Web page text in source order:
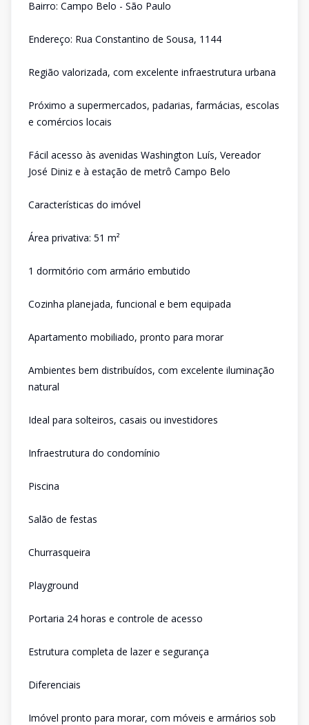
Bairro: Campo Belo - São Paulo
Endereço: Rua Constantino de Sousa, 1144
Região valorizada, com excelente infraestrutura urbana
Próximo a supermercados, padarias, farmácias, escolas
e comércios locais
Fácil acesso às avenidas Washington Luís, Vereador
José Diniz e à estação de metrô Campo Belo
Características do imóvel
Área privativa: 51 m²
1 dormitório com armário embutido
Cozinha planejada, funcional e bem equipada
Apartamento mobiliado, pronto para morar
Ambientes bem distribuídos, com excelente iluminação
natural
Ideal para solteiros, casais ou investidores
Infraestrutura do condomínio
Piscina
Salão de festas
Churrasqueira
Playground
Portaria 24 horas e controle de acesso
Estrutura completa de lazer e segurança
Diferenciais
Imóvel pronto para morar, com móveis e armários sob